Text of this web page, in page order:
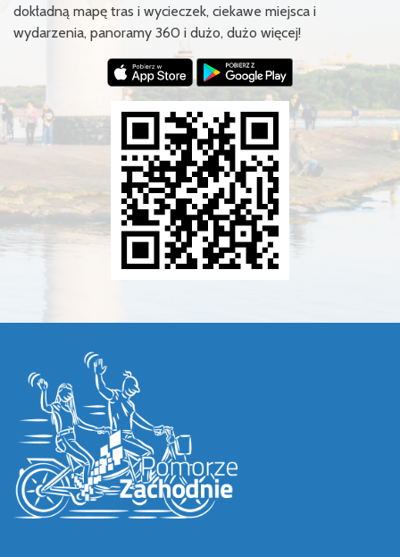
dokładną mapę tras i wycieczek, ciekawe miejsca i
wydarzenia, panoramy 360 i dużo, dużo więcej!